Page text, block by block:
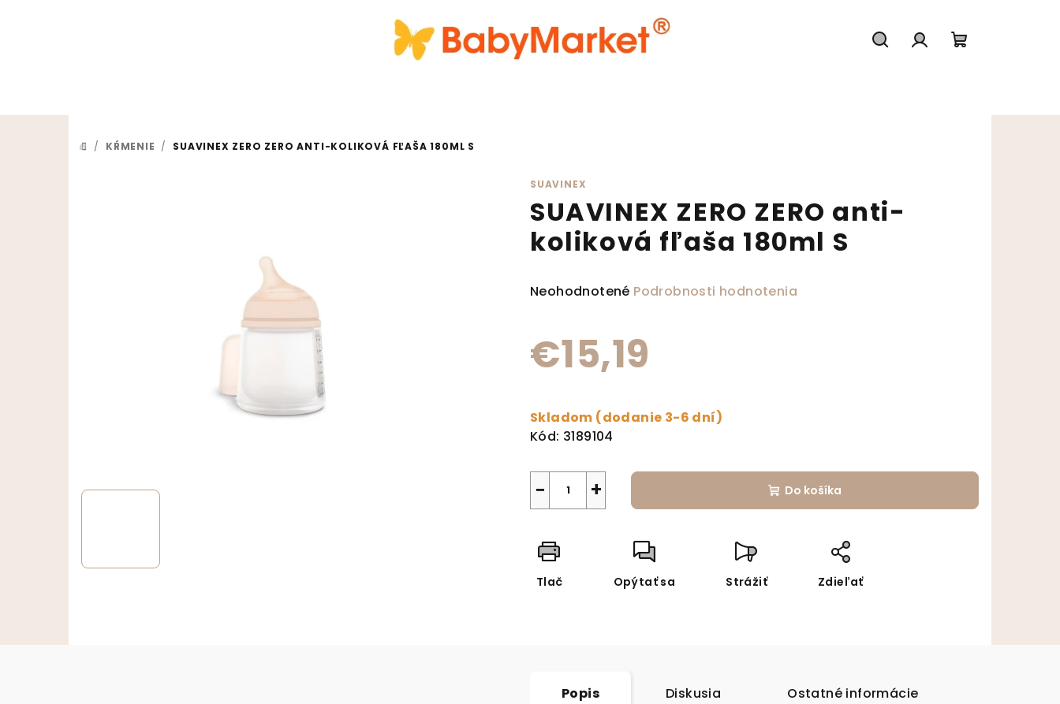
DOMOV
/ KŔMENIE / SUAVINEX ZERO ZERO ANTI-KOLIKOVÁ FĽAŠA 180ML S
SUAVINEX
SUAVINEX ZERO ZERO anti-
koliková fľaša 180ml S
Priemerné hodnotenie produktu je 0,0 z 5 hviezdičiek.
Neohodnotené Podrobnosti hodnotenia
€15,19
Skladom (dodanie 3-6 dní)
Kód: 3189104
+
− Do košíka
Tlač Opýtať sa Strážiť Zdieľať
Popis Diskusia Ostatné informácie